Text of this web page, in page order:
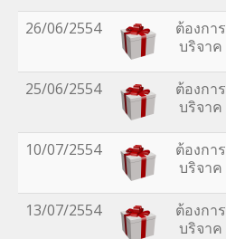
26/06/2554
ต้องการ
บริจาค
25/06/2554
ต้องการ
บริจาค
10/07/2554
ต้องการ
บริจาค
13/07/2554
ต้องการ
บริจาค